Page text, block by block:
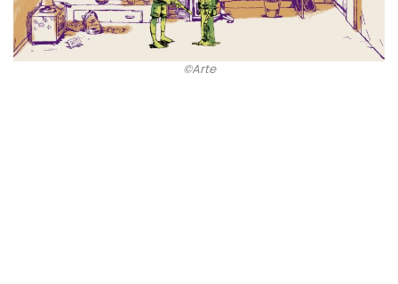
©Arte